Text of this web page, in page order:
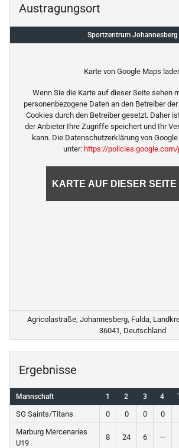
Austragungsort
Sportzentrum Johannesberg
Karte von Google Maps
Wenn Sie die Karte auf dieser Seite sehen
personenbezogene Daten an den Betreiber
Cookies durch den Betreiber gesetzt. Daher
der Anbieter Ihre Zugriffe speichert und Ihr
kann. Die Datenschutzerklärung von
unter: https://
KARTE AUF DIESER SEITE
Agricolastraße, Johannesberg, Fulda,
36041, Deutschland
Ergebnisse
Mannschaft 1 2 3 4
SG Saints/Titans 0 0 0 0
Marburg Mercenaries
U19
8 24 6 —